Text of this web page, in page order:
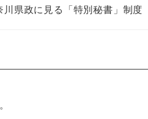
川県政に見る「特別秘書」制度